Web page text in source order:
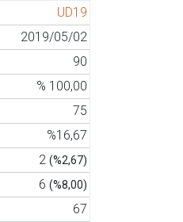
UD19
2019/05/02
90
% 100,00
75
%16,67
2 (%2,67)
6 (%8,00)
67